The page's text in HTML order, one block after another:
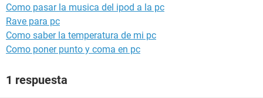
Como pasar la musica del ipod a la pc
Rave para pc
Como saber la temperatura de mi pc
Como poner punto y coma en pc
1 respuesta